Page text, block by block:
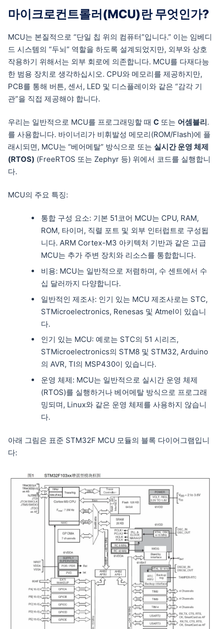
마이크로컨트롤러(MCU)란 무엇인가?
MCU는 본질적으로 “단일 칩 위의 컴퓨터”입니다.” 이는 임베디
드 시스템의 “두뇌” 역할을 하도록 설계되었지만, 외부와 상호
작용하기 위해서는 외부 회로에 의존합니다. MCU를 다재다능
한 범용 장치로 생각하십시오. CPU와 메모리를 제공하지만,
PCB를 통해 버튼, 센서, LED 및 디스플레이와 같은 “감각 기
관”을 직접 제공해야 합니다.
우리는 일반적으로 MCU를 프로그래밍할 때 C 또는 어셈블리.
를 사용합니다. 바이너리가 비휘발성 메모리(ROM/Flash)에 플
래시되면, MCU는 “베어메탈” 방식으로 또는 실시간 운영 체제
(RTOS) (FreeRTOS 또는 Zephyr 등) 위에서 코드를 실행합니
다.
MCU의 주요 특징:
통합 구성 요소: 기본 51코어 MCU는 CPU, RAM,
ROM, 타이머, 직렬 포트 및 외부 인터럽트로 구성됩
니다. ARM Cortex-M3 아키텍처 기반과 같은 고급
MCU는 추가 주변 장치와 리소스를 통합합니다.
비용: MCU는 일반적으로 저렴하며, 수 센트에서 수
십 달러까지 다양합니다.
일반적인 제조사: 인기 있는 MCU 제조사로는 STC,
STMicroelectronics, Renesas 및 Atmel이 있습니
다.
인기 있는 MCU: 예로는 STC의 51 시리즈,
STMicroelectronics의 STM8 및 STM32, Arduino
의 AVR, TI의 MSP430이 있습니다.
운영 체제: MCU는 일반적으로 실시간 운영 체제
(RTOS)를 실행하거나 베어메탈 방식으로 프로그래
밍되며, Linux와 같은 운영 체제를 사용하지 않습니
다.
아래 그림은 표준 STM32F MCU 모듈의 블록 다이어그램입니
다: